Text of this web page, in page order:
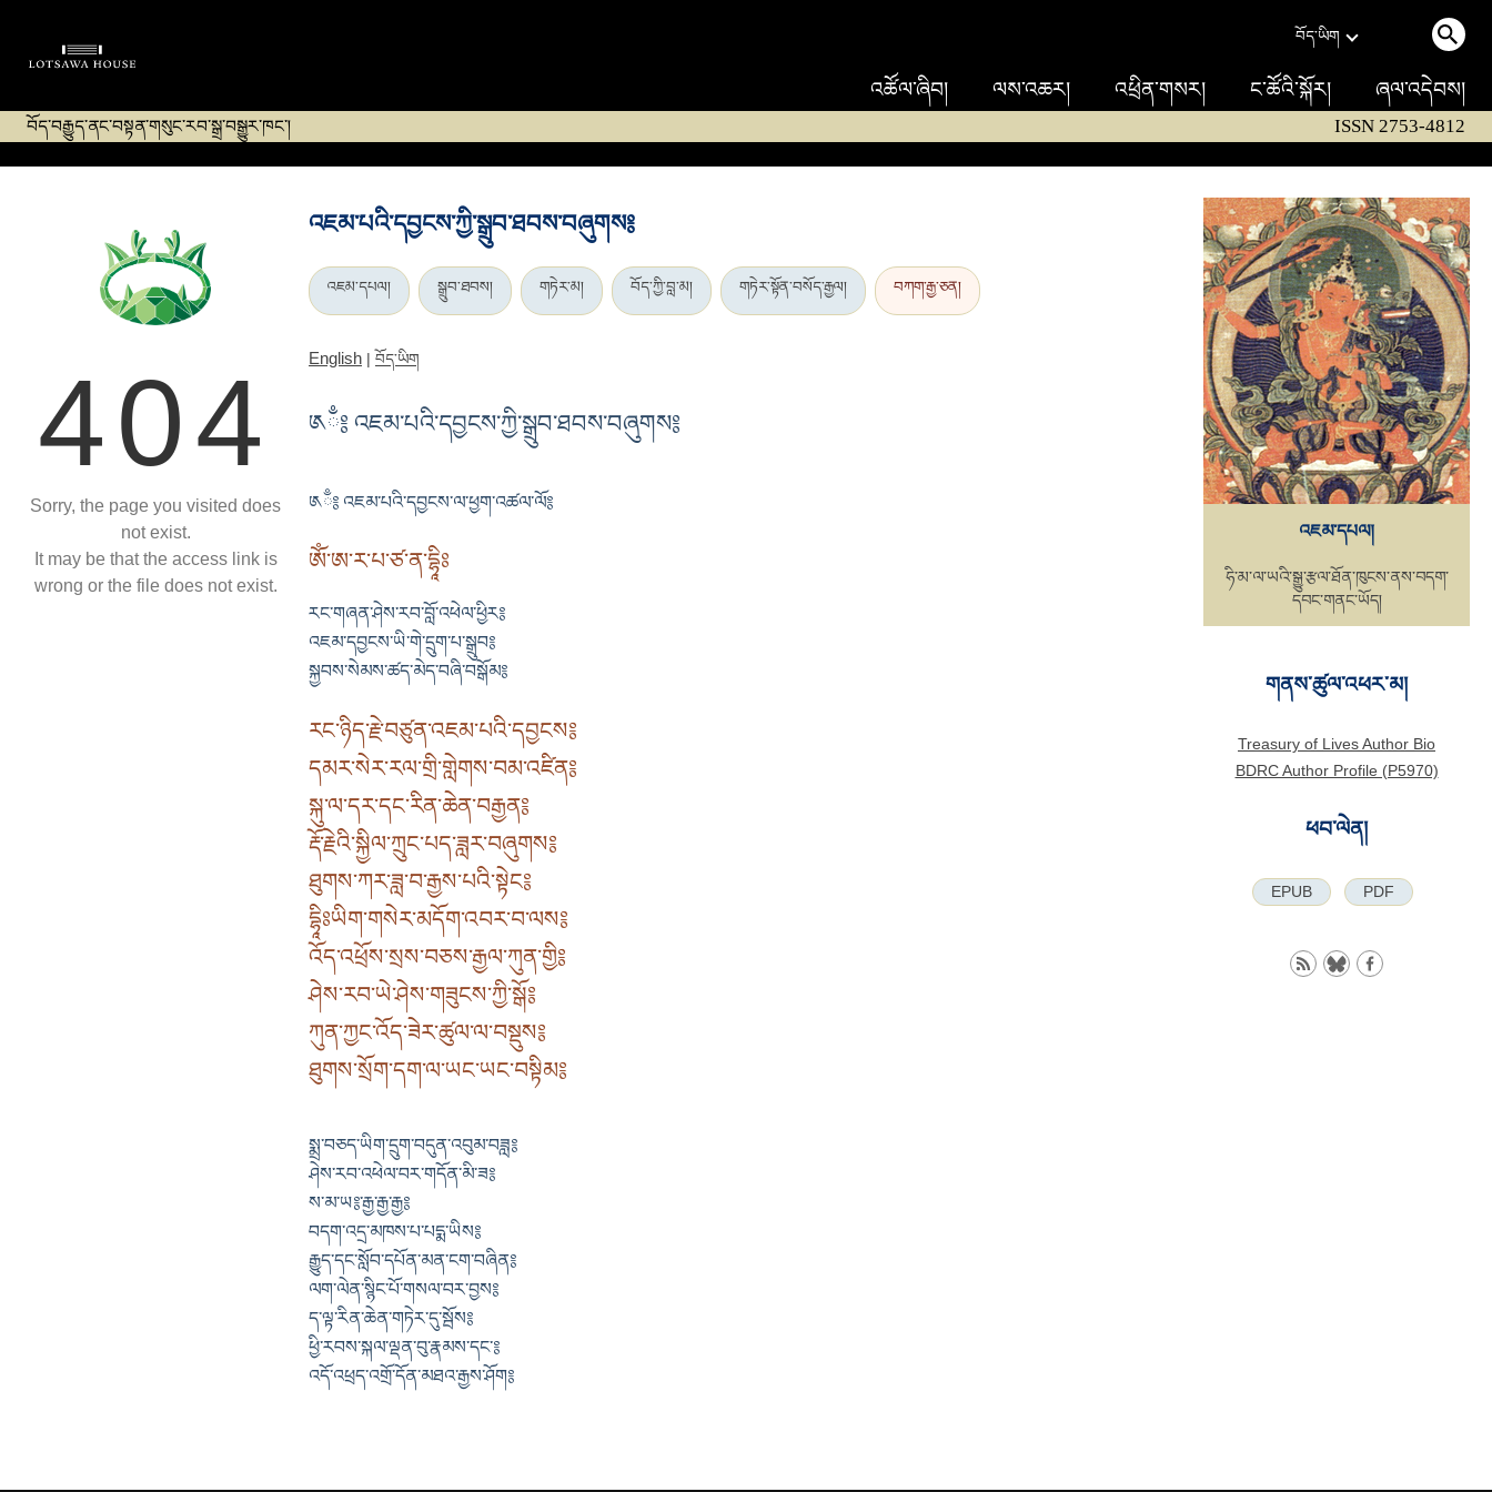
བོད་ཡིག
འཚོལ་ཞིབ། ལས་འཆར། འཕྲིན་གསར། ང་ཚོའི་སྐོར། ཞལ་འདེབས།
བོད་བརྒྱུད་ནང་བསྟན་གསུང་རབ་སྒྲ་བསྒྱུར་ཁང་། ISSN 2753-4812
404
Sorry, the page you visited does
not exist.
It may be that the access link is
wrong or the file does not exist.
འཇམ་པའི་དབྱངས་ཀྱི་སྒྲུབ་ཐབས་བཞུགས༔
འཇམ་དཔལ། སྒྲུབ་ཐབས། གཏེར་མ། བོད་ཀྱི་བླ་མ། གཏེར་སྟོན་བསོད་རྒྱལ། བཀག་རྒྱ་ཅན།
English | བོད་ཡིག
༁ྃ༔ འཇམ་པའི་དབྱངས་ཀྱི་སྒྲུབ་ཐབས་བཞུགས༔
༁ྃ༔ འཇམ་པའི་དབྱངས་ལ་ཕྱག་འཚལ་ལོ༔
ཨོཾ་ཨ་ར་པ་ཙ་ན་དྷཱིཿ
རང་གཞན་ཤེས་རབ་བློ་འཕེལ་ཕྱིར༔
འཇམ་དབྱངས་ཡི་གེ་དྲུག་པ་སྒྲུབ༔
སྐྱབས་སེམས་ཚད་མེད་བཞི་བསྒོམ༔
རང་ཉིད་རྗེ་བཙུན་འཇམ་པའི་དབྱངས༔
དམར་སེར་རལ་གྲི་གླེགས་བམ་འཛིན༔
སྐུ་ལ་དར་དང་རིན་ཆེན་བརྒྱན༔
རྡོ་རྗེའི་སྐྱིལ་ཀྲུང་པད་ཟླར་བཞུགས༔
ཐུགས་ཀར་ཟླ་བ་རྒྱས་པའི་སྟེང༔
དྷཱིཿཡིག་གསེར་མདོག་འབར་བ་ལས༔
འོད་འཕྲོས་སྲས་བཅས་རྒྱལ་ཀུན་གྱི༔
ཤེས་རབ་ཡེ་ཤེས་གཟུངས་ཀྱི་སྒོ༔
ཀུན་ཀྱང་འོད་ཟེར་ཚུལ་ལ་བསྡུས༔
ཐུགས་སྲོག་དག་ལ་ཡང་ཡང་བསྟིམ༔
སྨྲ་བཅད་ཡིག་དྲུག་བདུན་འབུམ་བཟླ༔
ཤེས་རབ་འཕེལ་བར་གདོན་མི་ཟ༔
ས་མ་ཡ༔་རྒྱ་རྒྱ་རྒྱ༔
བདག་འདྲ་མཁས་པ་པདྨ་ཡིས༔
རྒྱུད་དང་སློབ་དཔོན་མན་ངག་བཞིན༔
ལག་ལེན་སྙིང་པོ་གསལ་བར་བྱས༔
ད་ལྟ་རིན་ཆེན་གཏེར་དུ་སྦོས༔
ཕྱི་རབས་སྐལ་ལྡན་བུ་རྣམས་དང་༔
འདོ་འཕྲད་འགྲོ་དོན་མཐའ་རྒྱས་ཤོག༔
འཇམ་དཔལ།
ཧི་མ་ལ་ཡའི་སྒྱུ་རྩལ་ཐོན་ཁུངས་ནས་བདག་
དབང་གནང་ཡོད།
གནས་ཚུལ་འཕར་མ།
Treasury of Lives Author Bio
BDRC Author Profile (P5970)
ཕབ་ལེན།
EPUB PDF